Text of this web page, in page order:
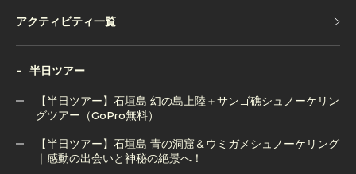
アクティビティ一覧
半日ツアー
【半日ツアー】石垣島 幻の島上陸＋サンゴ礁シュノーケリン
グツアー（GoPro無料）
【半日ツアー】石垣島 幻の島上陸＋サンゴ礁シュノーケリン
グツアー（GoPro無料）
【半日ツアー】石垣島 青の洞窟＆ウミガメシュノーケリング
｜感動の出会いと神秘の絶景へ！